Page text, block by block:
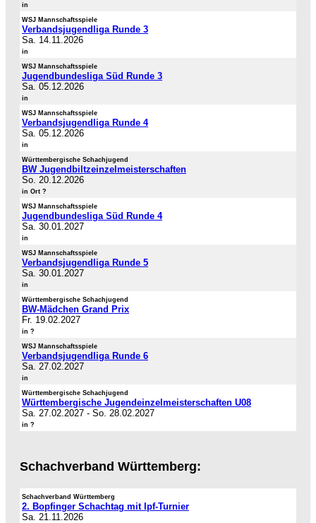
in
WSJ Mannschaftsspiele
Verbandsjugendliga Runde 3
Sa. 14.11.2026
in
WSJ Mannschaftsspiele
Jugendbundesliga Süd Runde 3
Sa. 05.12.2026
in
WSJ Mannschaftsspiele
Verbandsjugendliga Runde 4
Sa. 05.12.2026
in
Württembergische Schachjugend
BW Jugendbiltzeinzelmeisterschaften
So. 20.12.2026
in Ort ?
WSJ Mannschaftsspiele
Jugendbundesliga Süd Runde 4
Sa. 30.01.2027
in
WSJ Mannschaftsspiele
Verbandsjugendliga Runde 5
Sa. 30.01.2027
in
Württembergische Schachjugend
BW-Mädchen Grand Prix
Fr. 19.02.2027
in ?
WSJ Mannschaftsspiele
Verbandsjugendliga Runde 6
Sa. 27.02.2027
in
Württembergische Schachjugend
Württembergische Jugendeinzelmeisterschaften U08
Sa. 27.02.2027 - So. 28.02.2027
in ?
Schachverband Württemberg:
Schachverband Württemberg
2. Bopfinger Schachtag mit Ipf-Turnier
Sa. 21.11.2026